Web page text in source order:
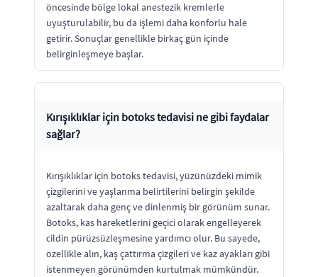
öncesinde bölge lokal anestezik kremlerle
uyuşturulabilir, bu da işlemi daha konforlu hale
getirir. Sonuçlar genellikle birkaç gün içinde
belirginleşmeye başlar.
Kırışıklıklar için botoks tedavisi ne gibi faydalar
sağlar?
Kırışıklıklar için botoks tedavisi, yüzünüzdeki mimik
çizgilerini ve yaşlanma belirtilerini belirgin şekilde
azaltarak daha genç ve dinlenmiş bir görünüm sunar.
Botoks, kas hareketlerini geçici olarak engelleyerek
cildin pürüzsüzleşmesine yardımcı olur. Bu sayede,
özellikle alın, kaş çattırma çizgileri ve kaz ayakları gibi
istenmeyen görünümden kurtulmak mümkündür.